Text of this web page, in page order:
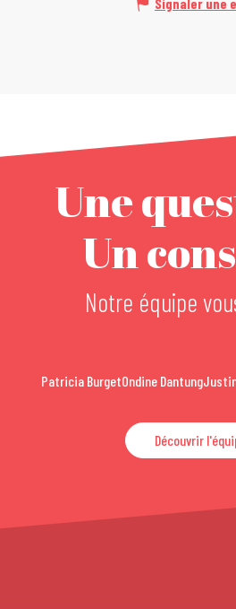
Une
Un
Notre équipe
Patricia BurgetOndine Dantung
Découvrir